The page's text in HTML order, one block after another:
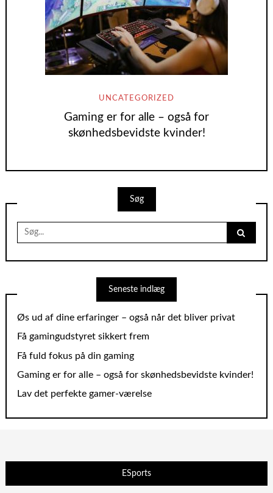
UNCATEGORIZED
Gaming er for alle – også for
skønhedsbevidste kvinder!
Søg
Search
for:
Seneste indlæg
Øs ud af dine erfaringer – også når det bliver privat
Få gamingudstyret sikkert frem
Få fuld fokus på din gaming
Gaming er for alle – også for skønhedsbevidste kvinder!
Lav det perfekte gamer-værelse
ESports